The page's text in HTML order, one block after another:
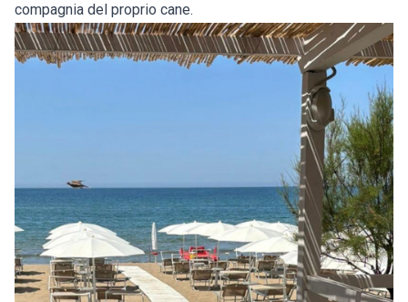
compagnia del proprio cane.